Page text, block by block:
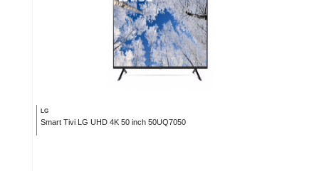
LG
Smart Tivi LG UHD 4K 50 inch 50UQ7050